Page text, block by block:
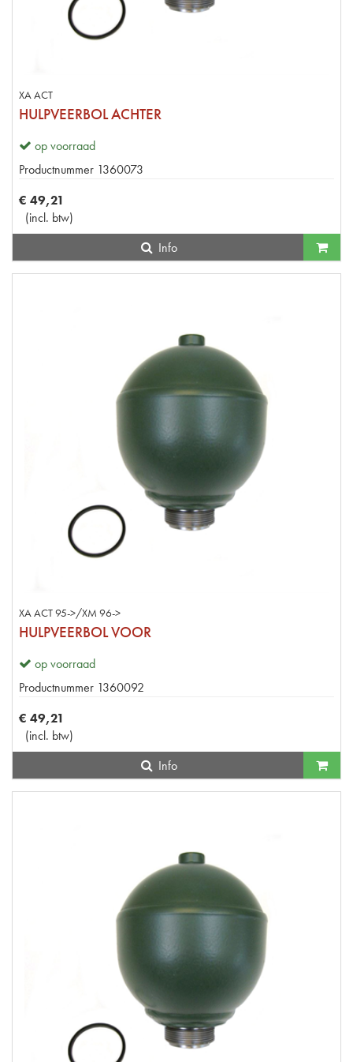
XA ACT
HULPVEERBOL ACHTER
op voorraad
Productnummer 1360073
€ 49,21
(incl. btw)
Info
XA ACT 95->/XM 96->
HULPVEERBOL VOOR
op voorraad
Productnummer 1360092
€ 49,21
(incl. btw)
Info